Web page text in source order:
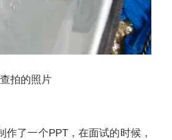
拍的照片
作了一个PPT，在面试的时候，